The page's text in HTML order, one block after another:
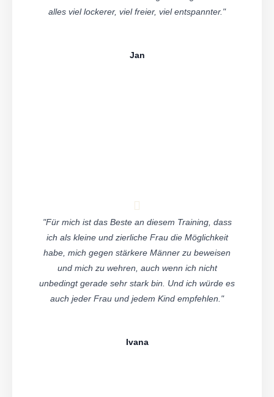
alles viel lockerer, viel freier, viel entspannter."
Jan
"Für mich ist das Beste an diesem Training, dass
ich als kleine und zierliche Frau die Möglichkeit
habe, mich gegen stärkere Männer zu beweisen
und mich zu wehren, auch wenn ich nicht
unbedingt gerade sehr stark bin. Und ich würde es
auch jeder Frau und jedem Kind empfehlen."
Ivana